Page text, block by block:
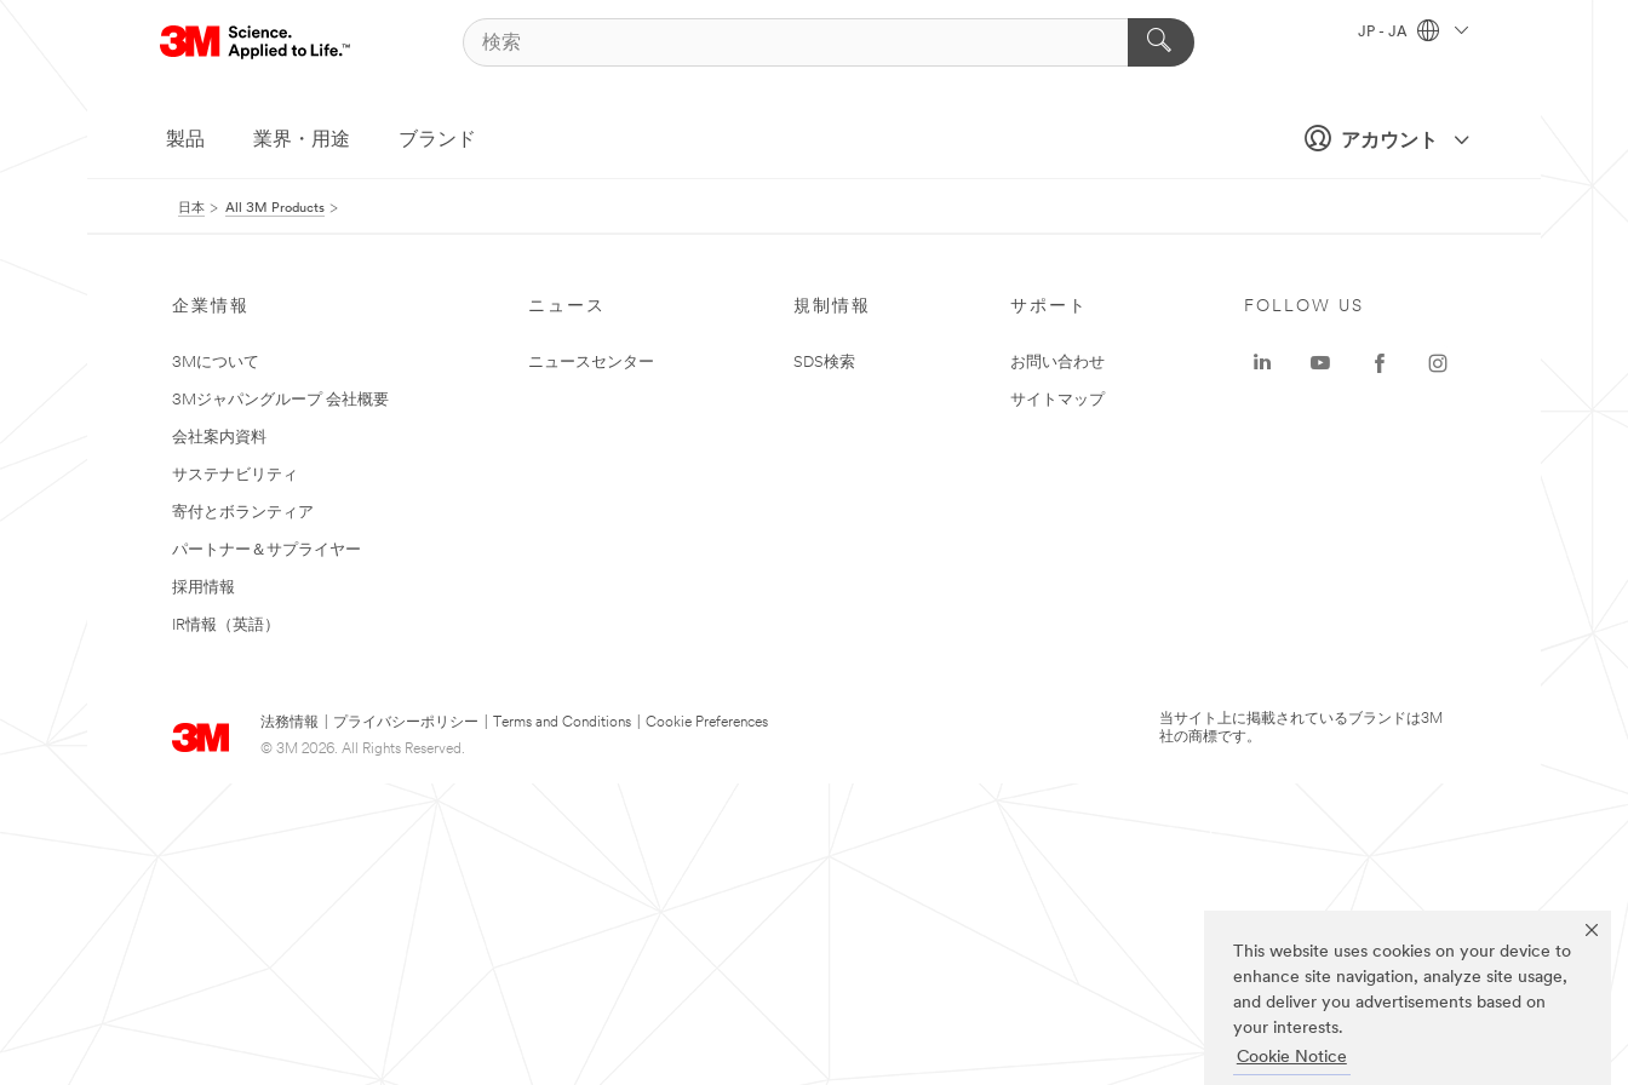
This website uses cookies on your device to
enhance site navigation, analyze site usage,
and deliver you advertisements based on
your interests.
Cookie Notice
アカウント
JP - JA
製品 業界・用途 ブランド
日本 All 3M Products
企業情報
3Mについて
3Mジャパングループ 会社概要
会社案内資料
サステナビリティ
寄付とボランティア
パートナー＆サプライヤー
採用情報
IR情報（英語）
ニュース
ニュースセンター
規制情報
SDS検索
サポート
お問い合わせ
サイトマップ
法務情報 プライバシーポリシー Terms and Conditions
Cookie Preferences
© 3M 2026. All Rights Reserved.
FOLLOW US
当サイト上に掲載されているブランドは3M
社の商標です。